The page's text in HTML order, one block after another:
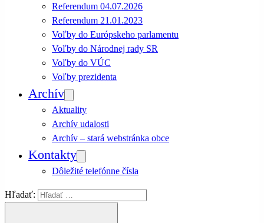
Referendum 04.07.2026
Referendum 21.01.2023
Voľby do Európskeho parlamentu
Voľby do Národnej rady SR
Voľby do VÚC
Voľby prezidenta
Archív
Aktuality
Archív udalosti
Archív – stará webstránka obce
Kontakty
Dôležité telefónne čísla
Hľadať: